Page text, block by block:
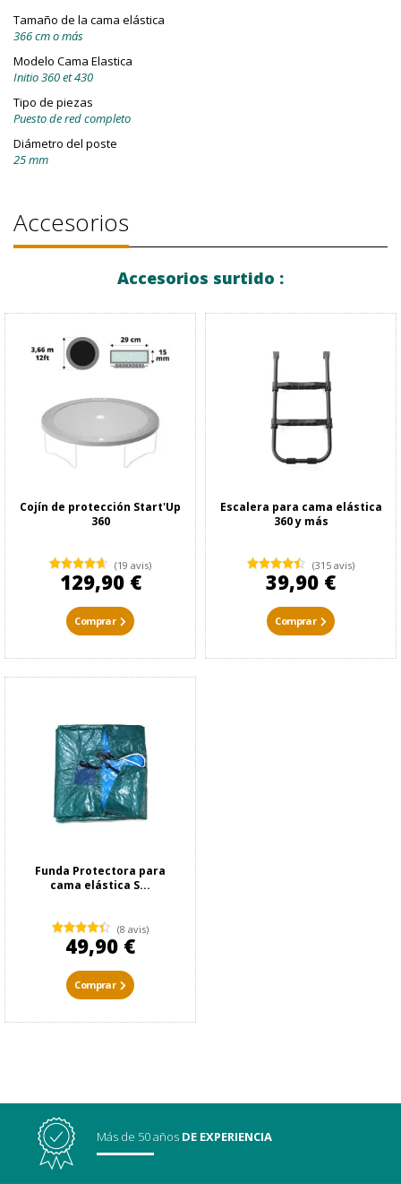
Tamaño de la cama elástica
366 cm o más
Modelo Cama Elastica
Initio 360 et 430
Tipo de piezas
Puesto de red completo
Diámetro del poste
25 mm
Accesorios
Accesorios surtido :
Cojín de protección Start'Up
360
(19 avis)
129,90 €
Comprar
Escalera para cama elástica
360 y más
(315 avis)
39,90 €
Comprar
Funda Protectora para
cama elástica S...
(8 avis)
49,90 €
Comprar
Más de 50 años DE EXPERIENCIA